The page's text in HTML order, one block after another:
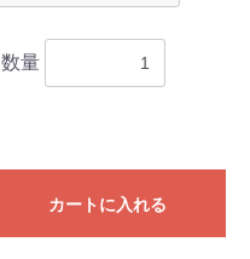
数量
カートに入れる